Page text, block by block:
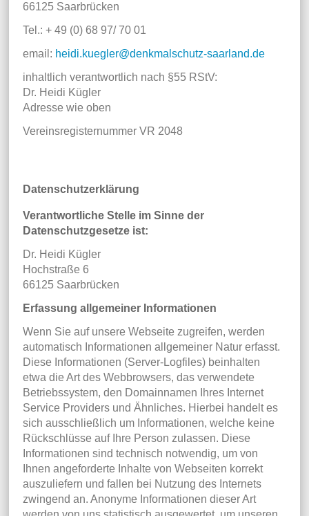
66125 Saarbrücken
Tel.: + 49 (0) 68 97/ 70 01
email: heidi.kuegler@denkmalschutz-saarland.de
inhaltlich verantwortlich nach §55 RStV:
Dr. Heidi Kügler
Adresse wie oben
Vereinsregisternummer VR 2048
Datenschutzerklärung
Verantwortliche Stelle im Sinne der
Datenschutzgesetze ist:
Dr. Heidi Kügler
Hochstraße 6
66125 Saarbrücken
Erfassung allgemeiner Informationen
Wenn Sie auf unsere Webseite zugreifen, werden
automatisch Informationen allgemeiner Natur erfasst.
Diese Informationen (Server-Logfiles) beinhalten
etwa die Art des Webbrowsers, das verwendete
Betriebssystem, den Domainnamen Ihres Internet
Service Providers und Ähnliches. Hierbei handelt es
sich ausschließlich um Informationen, welche keine
Rückschlüsse auf Ihre Person zulassen. Diese
Informationen sind technisch notwendig, um von
Ihnen angeforderte Inhalte von Webseiten korrekt
auszuliefern und fallen bei Nutzung des Internets
zwingend an. Anonyme Informationen dieser Art